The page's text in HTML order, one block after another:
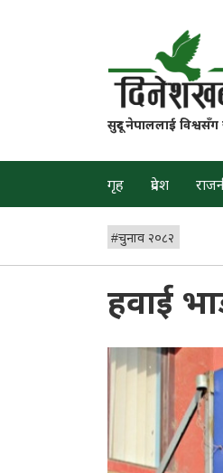
सुदूर नेपाललाई
गृह प्रदेश
#चुनाव २०८२
हवाई